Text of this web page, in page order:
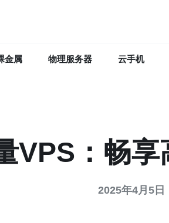
金属 物理服务器 云手机
VPS：畅
2025年4月5日